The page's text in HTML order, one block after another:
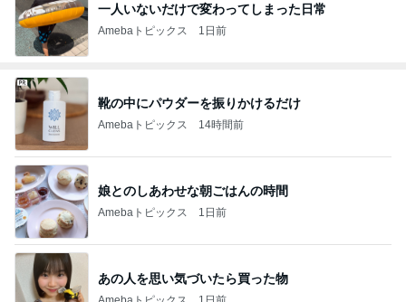
一人いないだけで変わってしまった日常
Amebaトピックス 1日前
靴の中にパウダーを振りかけるだけ
Amebaトピックス 14時間前
娘とのしあわせな朝ごはんの時間
Amebaトピックス 1日前
あの人を思い気づいたら買った物